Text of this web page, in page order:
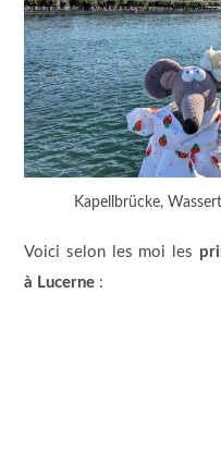
Kapellbrücke,
Voici selon les moi les
à Lucerne: